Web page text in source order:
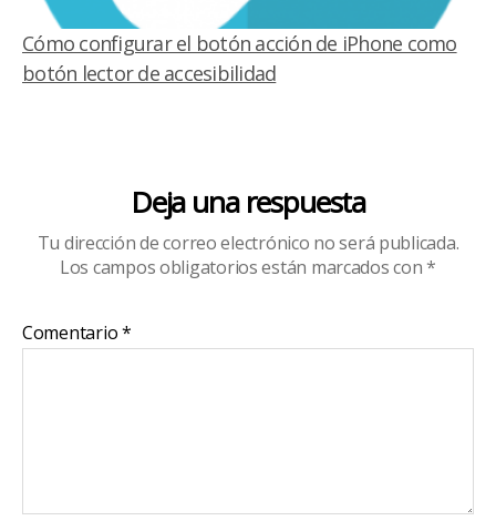
Cómo configurar el botón acción de iPhone como
botón lector de accesibilidad
Deja una respuesta
Tu dirección de correo electrónico no será publicada.
Los campos obligatorios están marcados con*
Comentario*